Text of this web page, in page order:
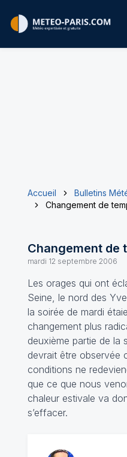
Accueil
Bulletins
Changement de
Changement de
mardi 12 septembre 2006
Les orages qui ont
Seine, le nord des
la soirée de mardi
changement plus
deuxième partie de la
devrait être observée
conditions ne
que ce que nous
chaleur estivale va
s’effacer.